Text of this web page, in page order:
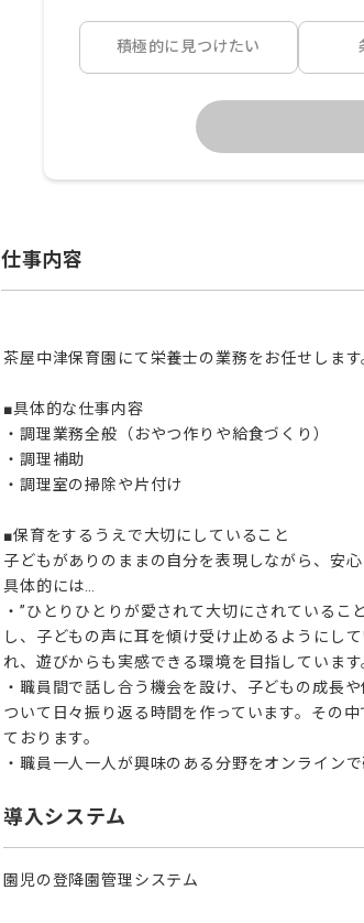
積極的に見つけたい
仕事内容
茶屋中津保育園にて栄養士の業務をお任せします
■具体的な仕事内容
・調理業務全般（おやつ作りや給食づくり）
・調理補助
・調理室の掃除や片付け
■保育をするうえで大切にしていること
子どもがありのままの自分を表現しながら、安
具体的には…
・”ひとりひとりが愛されて大切にされている
し、子どもの声に耳を傾け受け止めるようにし
れ、遊びからも実感できる環境を目指しています
・職員間で話し合う機会を設け、子どもの成長
ついて日々振り返る時間を作っています。その
ております。
・職員一人一人が興味のある分野をオンライン
導入システム
園児の登降園管理システム